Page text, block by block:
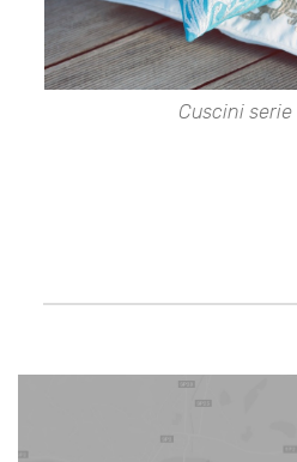
Cuscini serie